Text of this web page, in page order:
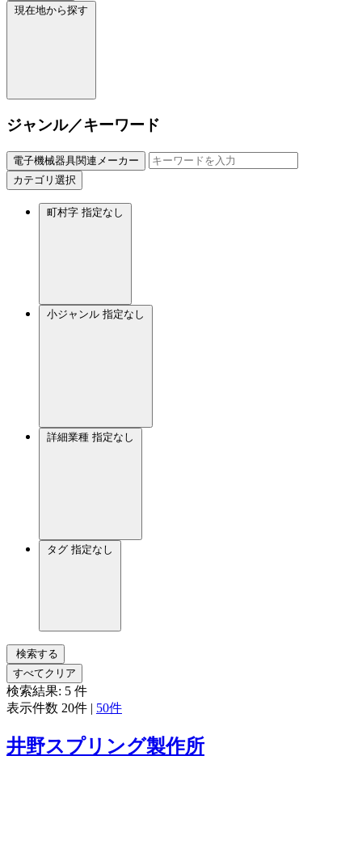
現在地から探す
ジャンル／キーワード
電子機械器具関連メーカー
カテゴリ選択
町村字 指定なし
小ジャンル 指定なし
詳細業種 指定なし
タグ 指定なし
検索する
すべてクリア
検索結果: 5 件
表示件数 20件 | 50件
井野スプリング製作所